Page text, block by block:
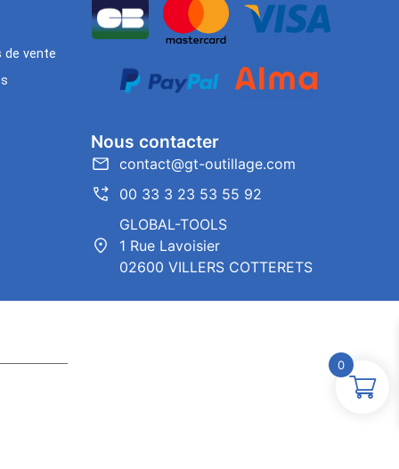
de vente
Nous contacter
contact@gt-outillage.com
00 33 3 23 53 55 92
GLOBAL-TOOLS
1 Rue Lavoisier
02600 VILLERS COTTERETS
0